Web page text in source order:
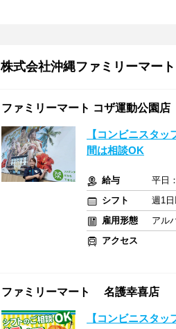
株式会社沖縄ファミリーマー
ファミリーマート コザ運動公園店
【コンビニスタ
間は相談OK
給与
平日
シフト
週1
雇用形態
アル
アクセス
ファミリーマート 名護幸喜店
【コンビニスタ